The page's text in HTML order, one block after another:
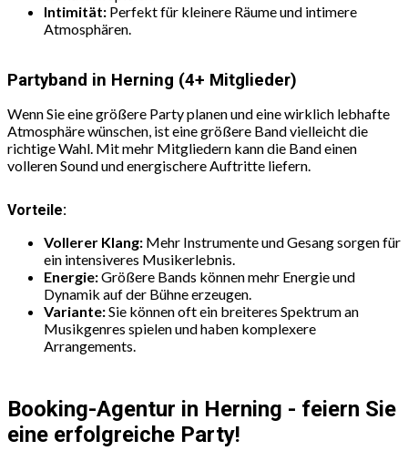
Intimität: Perfekt für kleinere Räume und intimere
Atmosphären.
Partyband in Herning (4+ Mitglieder)
Wenn Sie eine größere Party planen und eine wirklich lebhafte
Atmosphäre wünschen, ist eine größere Band vielleicht die
richtige Wahl. Mit mehr Mitgliedern kann die Band einen
volleren Sound und energischere Auftritte liefern.
Vorteile:
Vollerer Klang: Mehr Instrumente und Gesang sorgen für
ein intensiveres Musikerlebnis.
Energie:Größere Bands können mehr Energie und
Dynamik auf der Bühne erzeugen.
Variante:Sie können oft ein breiteres Spektrum an
Musikgenres spielen und haben komplexere
Arrangements.
Booking-Agentur in Herning - feiern Sie
eine erfolgreiche Party!